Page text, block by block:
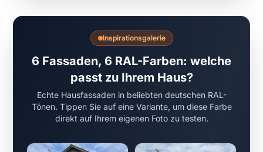
Inspirationsgalerie
6 Fassaden, 6 RAL-Farben: welche
passt zu Ihrem Haus?
Echte Hausfassaden in beliebten deutschen RAL-
Tönen. Tippen Sie auf eine Variante, um diese Farbe
direkt auf Ihrem eigenen Foto zu testen.